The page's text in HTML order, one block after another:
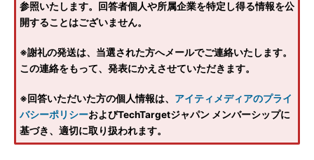
参照いたします。回答者個人や所属企業を特定し得る情報を公
開することはございません。
※謝礼の発送は、当選された方へメールでご連絡いたします。
この連絡をもって、発表にかえさせていただきます。
※回答いただいた方の個人情報は、 アイティメディアのプライ
バシーポリシーおよびTechTargetジャパン メンバーシップに
基づき、適切に取り扱われます。